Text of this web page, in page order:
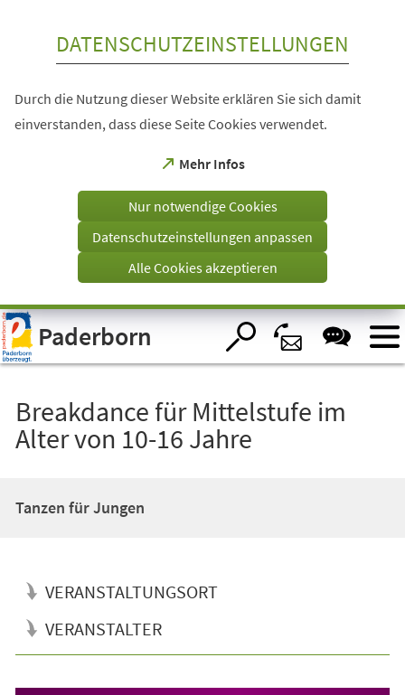
Visuelle
Assistenzsoftware
öffnen.
DATENSCHUTZEINSTELLUNGEN
Durch die Nutzung dieser Website erklären Sie sich damit
einverstanden, dass diese Seite Cookies verwendet.
Mehr Infos
(Öffnet
einem
Tab)
Nur notwendige Cookies
Datenschutzeinstellungen anpassen
Alle Cookies akzeptieren
Paderborn
Breakdance für Mittelstufe im
Alter von 10-16 Jahre
Tanzen für Jungen
VERANSTALTUNGSORT
VERANSTALTER